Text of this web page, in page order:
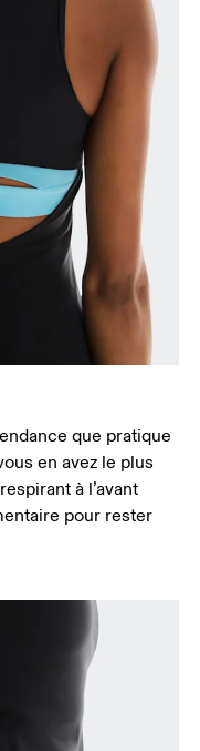
que pratique
en avez le plus
à l’avant
pour rester